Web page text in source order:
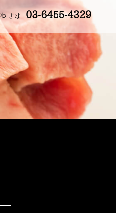
せは 03-6455-4329